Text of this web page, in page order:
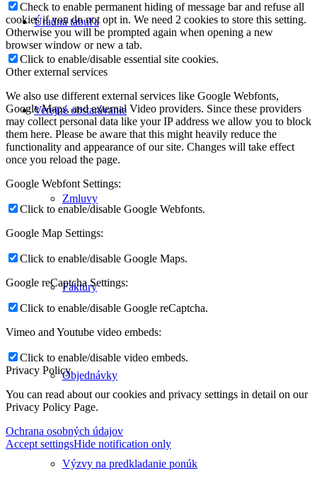
Úradná tabuľa
Verejné obstarávanie
Zmluvy
Faktúry
Objednávky
Výzvy na predkladanie ponúk
Check to enable permanent hiding of message bar and refuse all
cookies if you do not opt in. We need 2 cookies to store this setting.
Otherwise you will be prompted again when opening a new
browser window or new a tab.
Click to enable/disable essential site cookies.
Other external services
We also use different external services like Google Webfonts,
Google Maps, and external Video providers. Since these providers
may collect personal data like your IP address we allow you to block
them here. Please be aware that this might heavily reduce the
functionality and appearance of our site. Changes will take effect
once you reload the page.
Google Webfont Settings:
Click to enable/disable Google Webfonts.
Google Map Settings:
Click to enable/disable Google Maps.
Google reCaptcha Settings:
Click to enable/disable Google reCaptcha.
Vimeo and Youtube video embeds:
Click to enable/disable video embeds.
Privacy Policy
You can read about our cookies and privacy settings in detail on our
Privacy Policy Page.
Ochrana osobných údajov
Accept settingsHide notification only